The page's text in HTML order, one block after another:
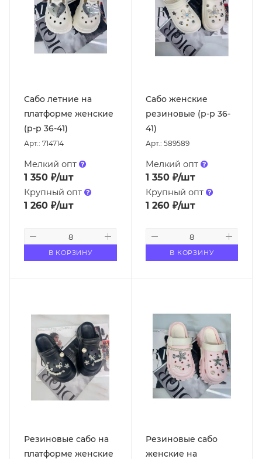
Сабо летние на
платформе женские
(р-р 36-41)
Арт.: 714714
Мелкий опт
1 350 ₽/шт
Крупный опт
1 260 ₽/шт
В КОРЗИНУ
Сабо женские
резиновые (р-р 36-
41)
Арт.: 589589
Мелкий опт
1 350₽/шт
Крупный опт
1 260₽/шт
В КОРЗИНУ
Резиновые сабо на
платформе женские
Резиновые сабо
женские на